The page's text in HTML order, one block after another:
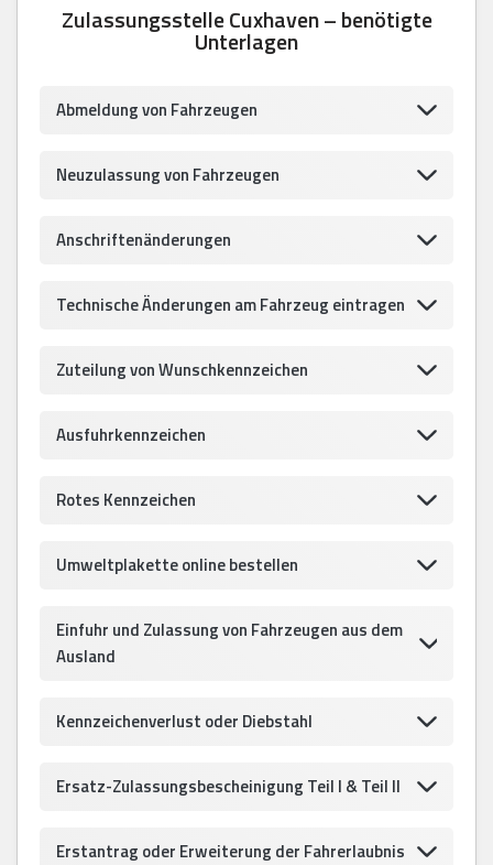
Zulassungsstelle Cuxhaven – benötigte
Unterlagen
Abmeldung von Fahrzeugen
Neuzulassung von Fahrzeugen
Anschriftenänderungen
Technische Änderungen am Fahrzeug eintragen
Zuteilung von Wunschkennzeichen
Ausfuhrkennzeichen
Rotes Kennzeichen
Umweltplakette online bestellen
Einfuhr und Zulassung von Fahrzeugen aus dem
Ausland
Kennzeichenverlust oder Diebstahl
Ersatz-Zulassungsbescheinigung Teil I & Teil II
Erstantrag oder Erweiterung der Fahrerlaubnis